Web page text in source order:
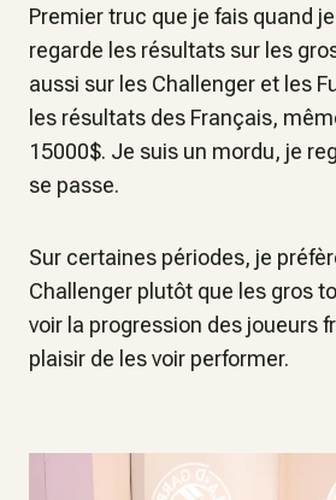
Premier truc que je fais quand
regarde les résultats sur les
aussi sur les Challenger et les
les résultats des Français,
15000$. Je suis un mordu, je
se passe.
Sur certaines périodes, je
Challenger plutôt que les gros
voir la progression des joueurs
plaisir de les voir performer.